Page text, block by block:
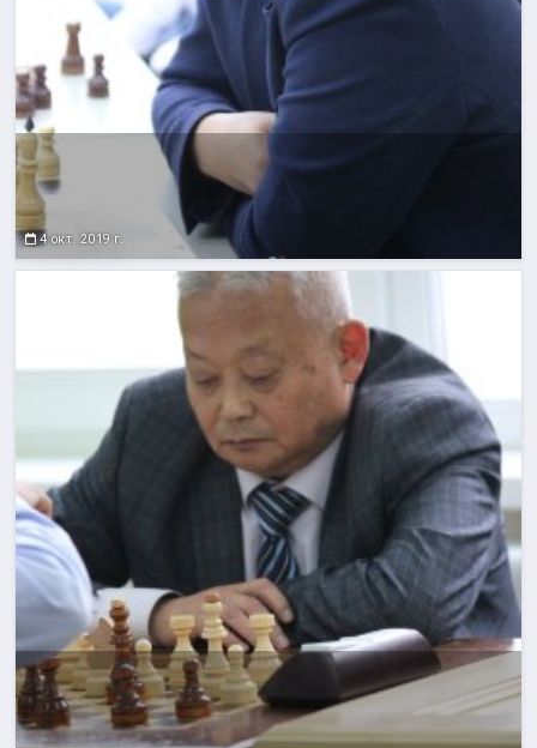
4 окт. 2019 г.